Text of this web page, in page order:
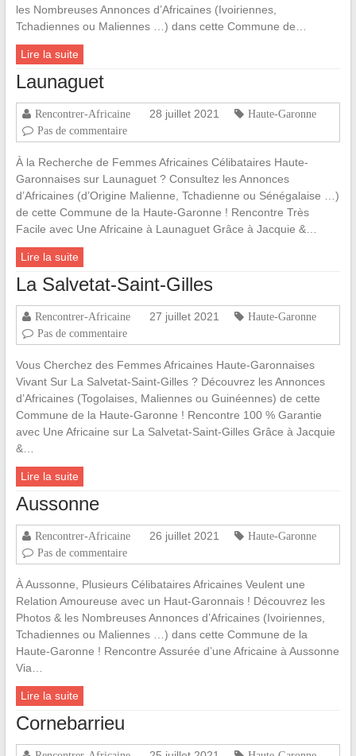
les Nombreuses Annonces d’Africaines (Ivoiriennes,
Tchadiennes ou Maliennes …) dans cette Commune de…
Lire la suite
Launaguet
Rencontrer-Africaine 28 juillet 2021
Haute-Garonne
Pas de commentaire
À la Recherche de Femmes Africaines Célibataires Haute-
Garonnaises sur Launaguet ? Consultez les Annonces
d’Africaines (d’Origine Malienne, Tchadienne ou Sénégalaise …)
de cette Commune de la Haute-Garonne ! Rencontre Très
Facile avec Une Africaine à Launaguet Grâce à Jacquie &…
Lire la suite
La Salvetat-Saint-Gilles
Rencontrer-Africaine 27 juillet 2021
Haute-Garonne
Pas de commentaire
Vous Cherchez des Femmes Africaines Haute-Garonnaises
Vivant Sur La Salvetat-Saint-Gilles ? Découvrez les Annonces
d’Africaines (Togolaises, Maliennes ou Guinéennes) de cette
Commune de la Haute-Garonne ! Rencontre 100 % Garantie
avec Une Africaine sur La Salvetat-Saint-Gilles Grâce à Jacquie
&…
Lire la suite
Aussonne
Rencontrer-Africaine 26 juillet 2021
Haute-Garonne
Pas de commentaire
À Aussonne, Plusieurs Célibataires Africaines Veulent une
Relation Amoureuse avec un Haut-Garonnais ! Découvrez les
Photos & les Nombreuses Annonces d’Africaines (Ivoiriennes,
Tchadiennes ou Maliennes …) dans cette Commune de la
Haute-Garonne ! Rencontre Assurée d’une Africaine à Aussonne
Via…
Lire la suite
Cornebarrieu